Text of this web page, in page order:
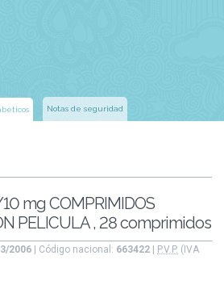
Notas de seguridad
mg COMPRIMIDOS
PELICULA , 28 comprimidos
2006 | Código nacional: 663422 P.V.P. (IVA